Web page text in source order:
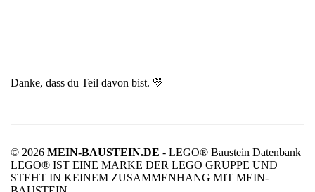
Danke, dass du Teil davon bist. 💛
© 2026 MEIN-BAUSTEIN.DE - LEGO® Baustein Datenbank
LEGO® IST EINE MARKE DER LEGO GRUPPE UND
STEHT IN KEINEM ZUSAMMENHANG MIT MEIN-